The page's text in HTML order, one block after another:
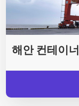
해안 컨테이